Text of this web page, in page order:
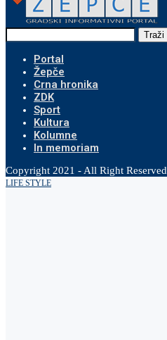
Traži
Portal
Žepče
Crna hronika
ZDK
Sport
Kultura
Kolumne
In memoriam
Copyright 2021 - All Right Reserved
LIFE STYLE